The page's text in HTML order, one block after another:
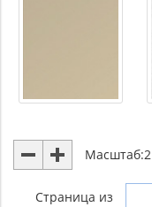
Масштаб:2
Страница из